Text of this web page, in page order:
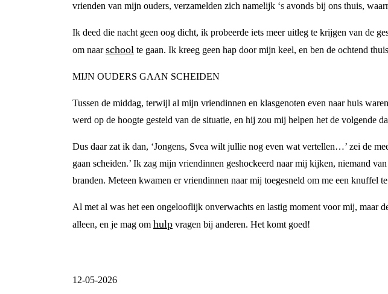
vrienden van mijn ouders, verzamelden zich namelijk ‘s avonds bij ons thuis,
Ik deed die nacht geen oog dicht, ik probeerde iets meer uitleg te krijgen van de
om naarschool te gaan. Ik kreeg geen hap door mijn keel, en ben de ochtend
MIJN OUDERS GAAN SCHEIDEN
Tussen de middag, terwijl al mijn vriendinnen en klasgenoten even naar huis
werd op de hoogte gesteld van de situatie, en hij zou mij helpen het de volgende
Dus daar zat ik dan, ‘Jongens, Svea wilt jullie nog even wat vertellen…’ zei de
gaan scheiden.’ Ik zag mijn vriendinnen geshockeerd naar mij kijken, niemand
branden. Meteen kwamen er vriendinnen naar mij toegesneld om me een knuffel
Al met al was het een ongelooflijk onverwachts en lastig moment voor mij, maar
alleen, en je mag om hulp vragen bij anderen. Het komt goed!
12-05-2026